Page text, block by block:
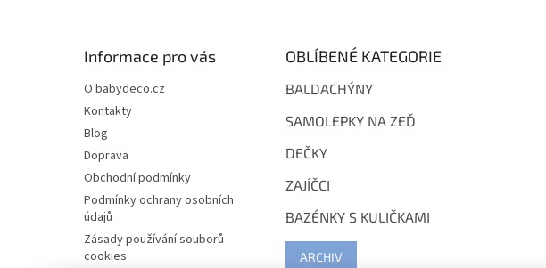
Informace pro vás
O babydeco.cz
Kontakty
Blog
Doprava
Obchodní podmínky
Podmínky ochrany osobních
údajů
Zásady používání souborů
cookies
OBLÍBENÉ KATEGORIE
BALDACHÝNY
SAMOLEPKY NA ZEĎ
DEČKY
ZAJÍČCI
BAZÉNKY S KULIČKAMI
ARCHIV